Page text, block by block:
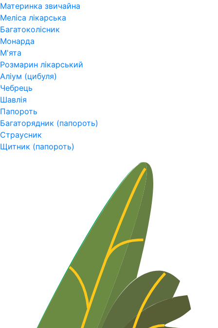
Материнка звичайна
Меліса лікарська
Багатоколісник
Монарда
М'ята
Розмарин лікарський
Аліум (цибуля)
Чебрець
Шавлія
Папороть
Багаторядник (папороть)
Страусник
Щитник (папороть)